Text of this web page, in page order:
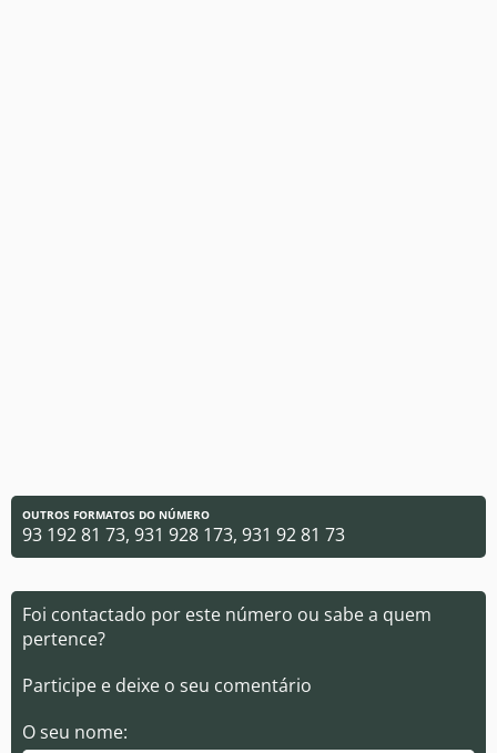
OUTROS FORMATOS DO NÚMERO
93 192 81 73, 931 928 173, 931 92 81 73
Foi contactado por este número ou sabe a quem
pertence?
Participe e deixe o seu comentário
O seu nome: